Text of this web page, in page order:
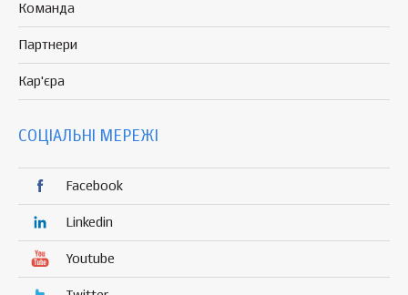
Команда
Партнери
Кар'єра
СОЦІАЛЬНІ МЕРЕЖІ
Facebook
Linkedin
Youtube